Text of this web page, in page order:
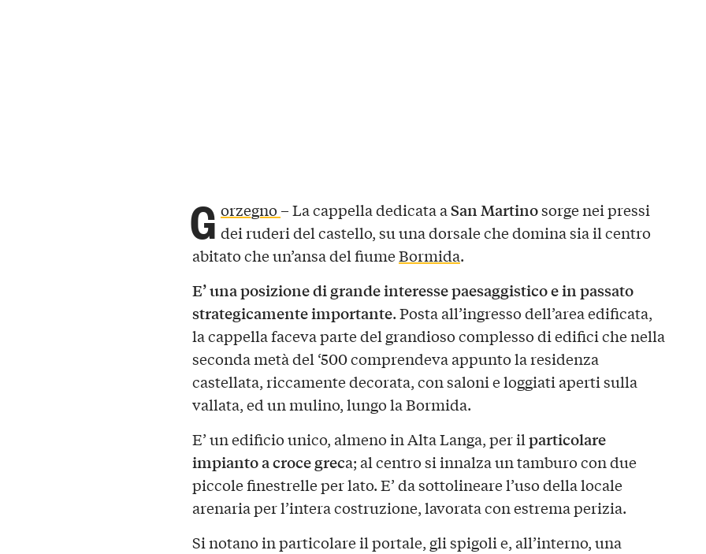
G orzegno – La cappella dedicata aSan Martinosorge nei pressi
dei ruderi del castello, su una dorsale che domina sia il centro
abitato che un’ansa del fiumeBormida.
E’ una posizione di grande interesse paesaggistico e in passato
strategicamente importante. Posta all’ingresso dell’area edificata,
la cappella faceva parte del grandioso complesso di edifici che nella
seconda metà del ‘500 comprendeva appunto la residenza
castellata, riccamente decorata, con saloni e loggiati aperti sulla
vallata, ed un mulino, lungo la Bormida.
E’ un edificio unico, almeno in Alta Langa, per ilparticolare
impianto a croce greca; al centro si innalza un tamburo con due
piccole finestrelle per lato. E’ da sottolineare l’uso della locale
arenaria per l’intera costruzione, lavorata con estrema perizia.
Si notano in particolare il portale, gli spigoli e, all’interno, una